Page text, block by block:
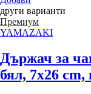
други варианти
Премиум
YAMAZAKI
Държач за
бял, 7x26 cm,